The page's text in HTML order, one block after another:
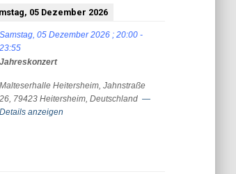
05 Dezember 2026
Samstag, 05 Dezember 2026; 20:00-
23:55
Jahreskonzert
Malteserhalle Heitersheim, Jahnstraße
26, 79423 Heitersheim, Deutschland —
Details anzeigen